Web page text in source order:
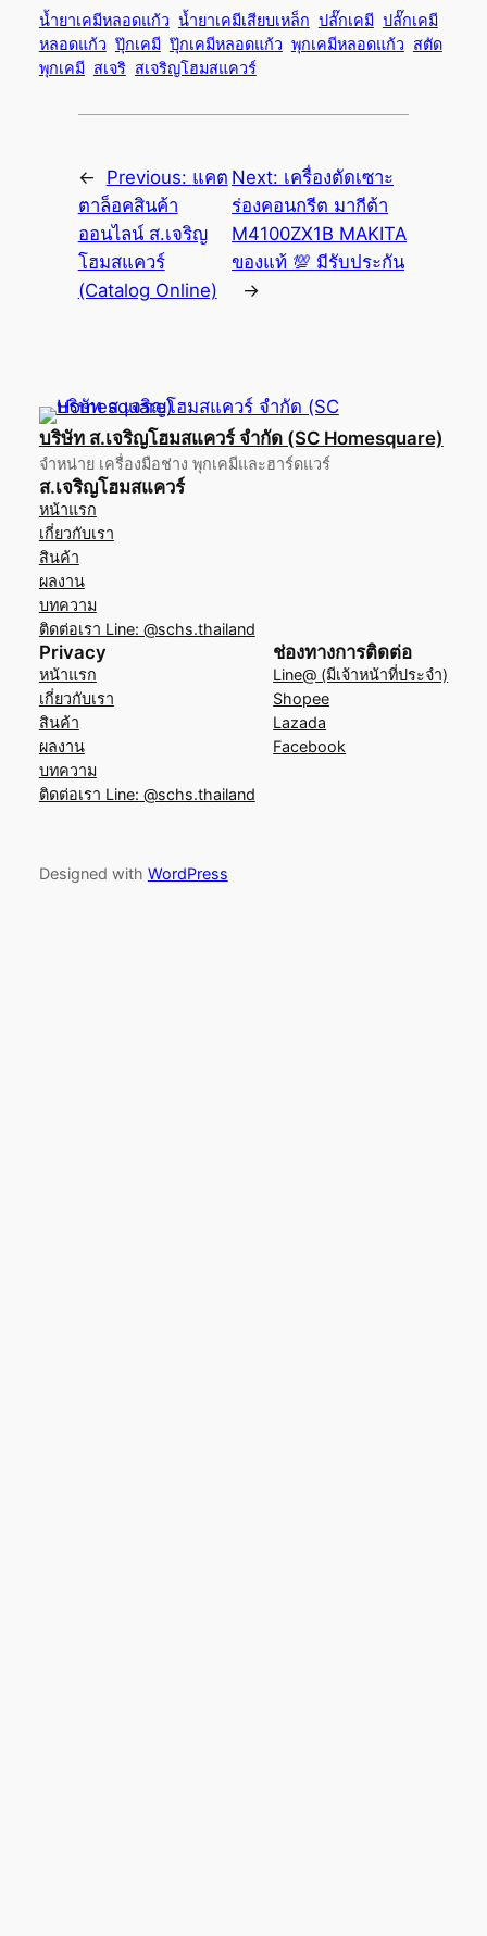
น้ำยาเคมีหลอดแก้ว น้ำยาเคมีเสียบเหล็ก ปลั๊กเคมี ปลั๊กเคมี
หลอดแก้ว ปุ๊กเคมี ปุ๊กเคมีหลอดแก้ว พุกเคมีหลอดแก้ว สตัด
พุกเคมี สเจริ สเจริญโฮมสแควร์
← Previous: แคต
ตาล็อคสินค้า
ออนไลน์ ส.เจริญ
โฮมสแควร์
(Catalog Online)
Next: เครื่องตัดเซาะ
ร่องคอนกรีต มากีต้า
M4100ZX1B MAKITA
ของแท้ 💯 มีรับประกัน
→
บริษัท ส.เจริญโฮมสแควร์ จำกัด (SC Homesquare)
จำหน่าย เครื่องมือช่าง พุกเคมีและฮาร์ดแวร์
ส.เจริญโฮมสแควร์
หน้าแรก
เกี่ยวกับเรา
สินค้า
ผลงาน
บทความ
ติดต่อเรา Line: @schs.thailand
Privacy
หน้าแรก
เกี่ยวกับเรา
สินค้า
ผลงาน
บทความ
ติดต่อเรา Line: @schs.thailand
ช่องทางการติดต่อ
Line@ (มีเจ้าหน้าที่ประจำ)
Shopee
Lazada
Facebook
Designed with WordPress